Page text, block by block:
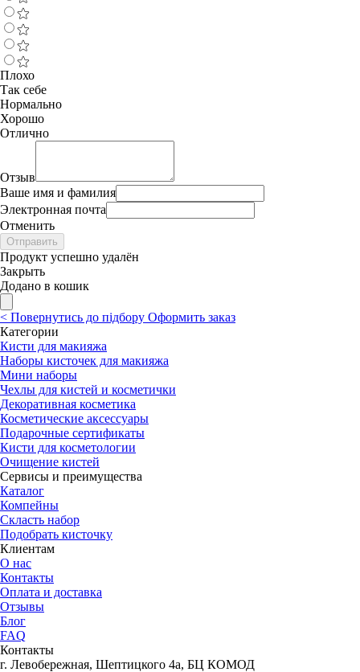
Плохо
Так себе
Нормально
Хорошо
Отлично
Отзыв
Ваше имя и фамилия
Электронная почта
Отменить
Отправить
Продукт успешно удалён
Закрыть
Додано в кошик
< Повернутись до підбору Оформить заказ
Категории
Кисти для макияжа
Наборы кисточек для макияжа
Мини наборы
Чехлы для кистей и косметички
Декоративная косметика
Косметические аксессуары
Подарочные сертификаты
Кисти для косметологии
Очищение кистей
Сервисы и преимущества
Каталог
Компейны
Скласть набор
Подобрать кисточку
Клиентам
О нас
Контакты
Оплата и доставка
Отзывы
Блог
FAQ
Контакты
г. Левобережная, Шептицкого 4а, БЦ КОМОД